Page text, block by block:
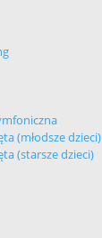
(młodsze dzieci)
(starsze dzieci)